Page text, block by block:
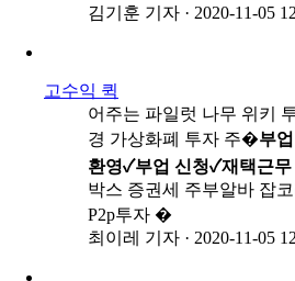
김기훈 기자 · 2020-11-05
고수익 퀵
어주는 파일럿 나무 위키
경 가상화폐 투자 주�부
환영✓부업 신청✓재택근무
박스 증권세 주부알바 잡
P2p투자 �
최이레 기자 · 2020-11-05